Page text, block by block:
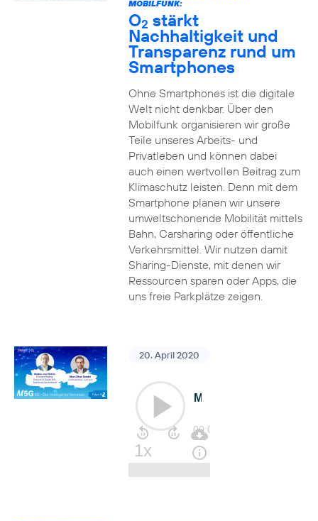
MOBILFUNK:
O2 stärkt
Nachhaltigkeit und
Transparenz rund um
Smartphones
Ohne Smartphones ist die digitale
Welt nicht denkbar. Über den
Mobilfunk organisieren wir große
Teile unseres Arbeits- und
Privatleben und können dabei
auch einen wertvollen Beitrag zum
Klimaschutz leisten. Denn mit dem
Smartphone planen wir unsere
umweltschonende Mobilität mittels
Bahn, Carsharing oder öffentliche
Verkehrsmittel. Wir nutzen damit
Sharing-Dienste, mit denen wir
Ressourcen sparen oder Apps, die
uns freie Parkplätze zeigen.
20. April 2020